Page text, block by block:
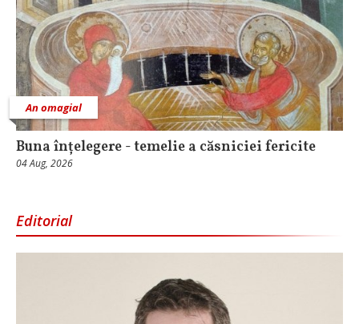
An omagial
Buna înțelegere - temelie a căsniciei fericite
04 Aug, 2026
Editorial